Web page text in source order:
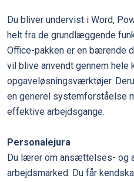
Du bliver undervist i Word,
helt fra de grundlæggende
Office-pakken er en bærende
vil blive anvendt gennem hele
opgaveløsningsværktøjer.
en generel systemforståelse
effektive arbejdsgange.
Personalejura
Du lærer om ansættelses- og
arbejdsmarked. Du får